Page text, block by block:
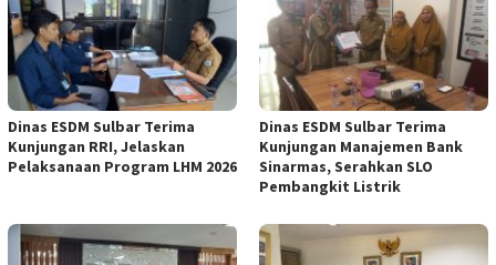
Dinas ESDM Sulbar Terima
Kunjungan RRI, Jelaskan
Pelaksanaan Program LHM 2026
Dinas ESDM Sulbar Terima
Kunjungan Manajemen Bank
Sinarmas, Serahkan SLO
Pembangkit Listrik